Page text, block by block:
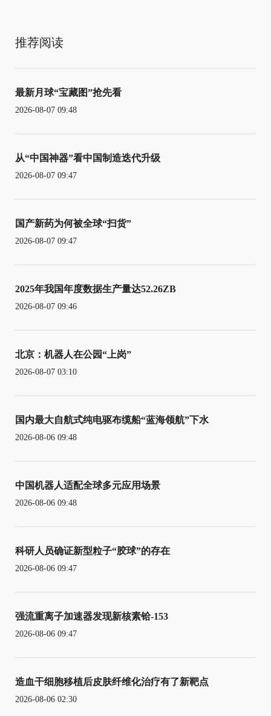
推荐阅读
最新月球“宝藏图”抢先看
2026-08-07 09:48
从“中国神器”看中国制造迭代升级
2026-08-07 09:47
国产新药为何被全球“扫货”
2026-08-07 09:47
2025年我国年度数据生产量达52.26ZB
2026-08-07 09:46
北京：机器人在公园“上岗”
2026-08-07 03:10
国内最大自航式纯电驱布缆船“蓝海领航”下水
2026-08-06 09:48
中国机器人适配全球多元应用场景
2026-08-06 09:48
科研人员确证新型粒子“胶球”的存在
2026-08-06 09:47
强流重离子加速器发现新核素铪-153
2026-08-06 09:47
造血干细胞移植后皮肤纤维化治疗有了新靶点
2026-08-06 02:30